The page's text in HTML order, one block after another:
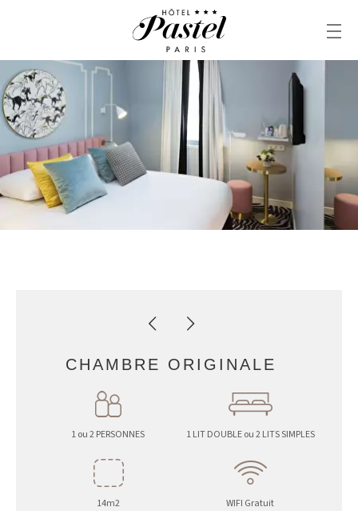
CHAMBRE ORIGINALE
1 ou 2 PERSONNES 1 LIT DOUBLE ou 2 LITS SIMPLES
14m2 WIFI Gratuit